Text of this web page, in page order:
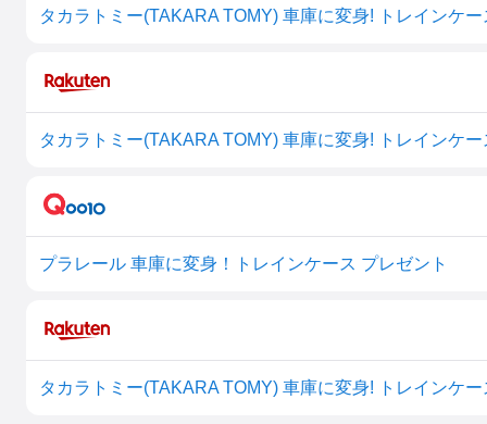
プラレール 車庫に変身！トレインケース プレゼント
タカラトミー(TAKARA TOMY) 車庫に変身! トレインケ